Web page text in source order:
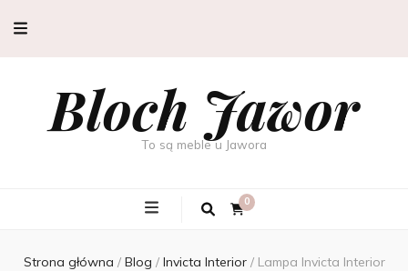
Bloch Jawor
To są meble u Jawora
0
Strona główna / Blog / Invicta Interior / Lampa Invicta Interior